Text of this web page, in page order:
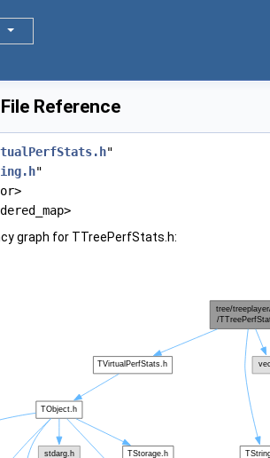
Reference
"
"
graph for TTreePerfStats.h: